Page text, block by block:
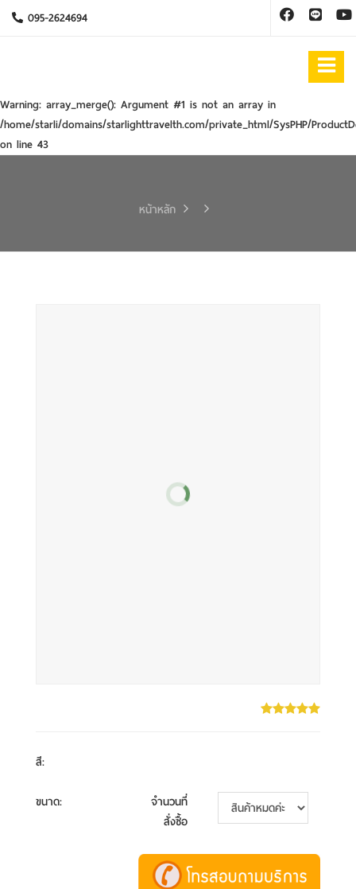
095-2624694
Warning: array_merge(): Argument #1 is not an array in
/home/starli/domains/starlighttravelth.com/private_html/SysPHP/
on line 43
หน้าหลัก
สี:
ขนาด:
จำนวนที่
สั่งซื้อ